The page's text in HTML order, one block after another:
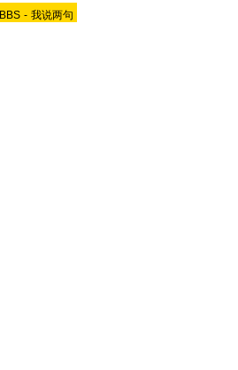
BBS - 我说两句